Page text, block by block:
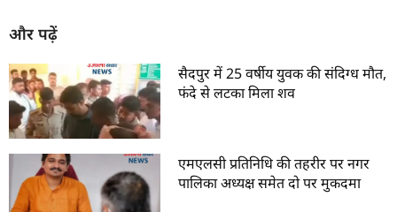
और पढ़ें
सैदपुर में 25 वर्षीय युवक की संदिग्ध मौत,
फंदे से लटका मिला शव
एमएलसी प्रतिनिधि की तहरीर पर नगर
पालिका अध्यक्ष समेत दो पर मुकदमा